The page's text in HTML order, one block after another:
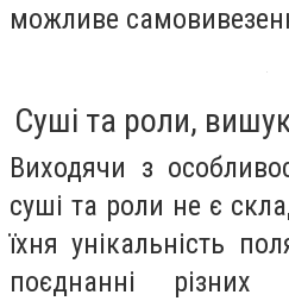
можливе
Суші та роли,
Виходячи з
суші та роли не є
їхня унікальність
поєднанні різних